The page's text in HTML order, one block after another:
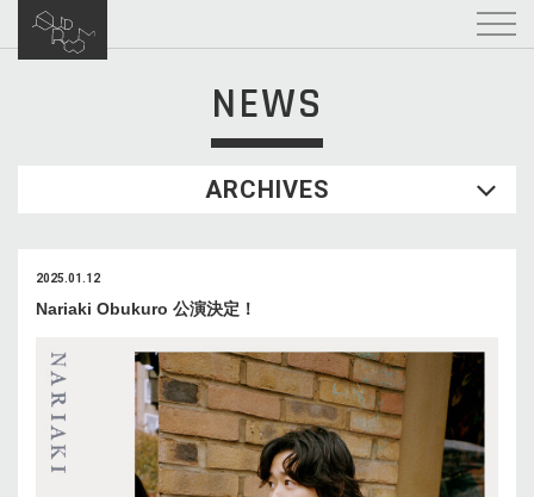
NEWS
ARCHIVES
2025.01.12
Nariaki Obukuro 公演決定！